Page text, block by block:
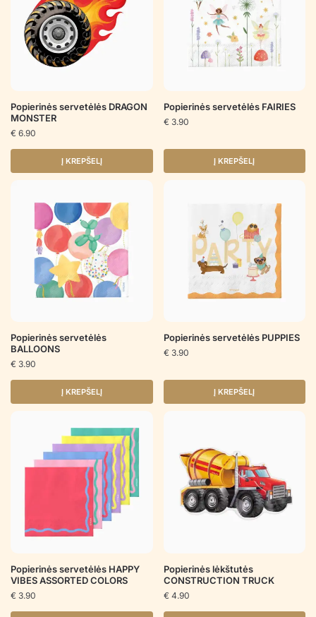
Popierinės servetėlės DRAGON
MONSTER
€ 6.90
Į KREPŠELĮ
Popierinės servetėlės FAIRIES
€ 3.90
Į KREPŠELĮ
Popierinės servetėlės
BALLOONS
€ 3.90
Į KREPŠELĮ
Popierinės servetėlės PUPPIES
€ 3.90
Į KREPŠELĮ
Popierinės servetėlės HAPPY
VIBES ASSORTED COLORS
€ 3.90
Popierinės lėkštutės
CONSTRUCTION TRUCK
€ 4.90